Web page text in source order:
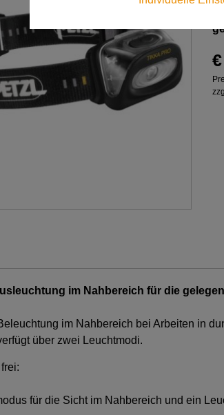
im Nahbereich für die
im Nahbereich bei Arbeiten in
über zwei Leuchtmodi.
für die Sicht im Nahbereich und ein